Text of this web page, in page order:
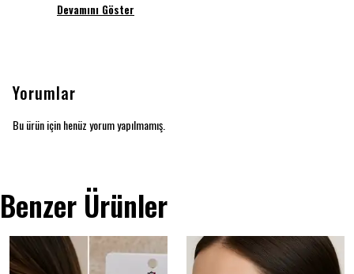
Devamını Göster
Yorumlar
Bu ürün için henüz yorum yapılmamış.
Benzer Ürünler